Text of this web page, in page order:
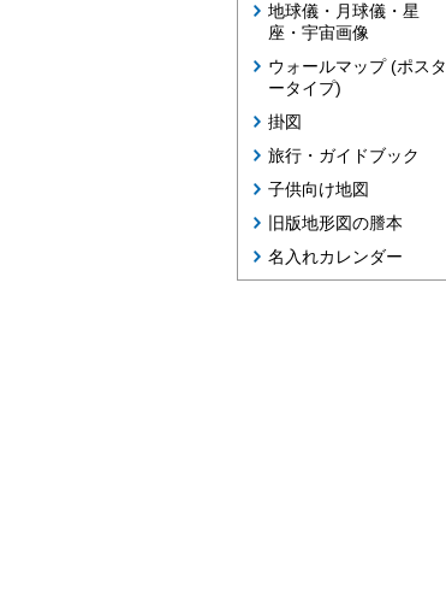
地球儀・月球儀・星
座・宇宙画像
ウォールマップ (ポスタ
ータイプ)
掛図
旅行・ガイドブック
子供向け地図
旧版地形図の謄本
名入れカレンダー